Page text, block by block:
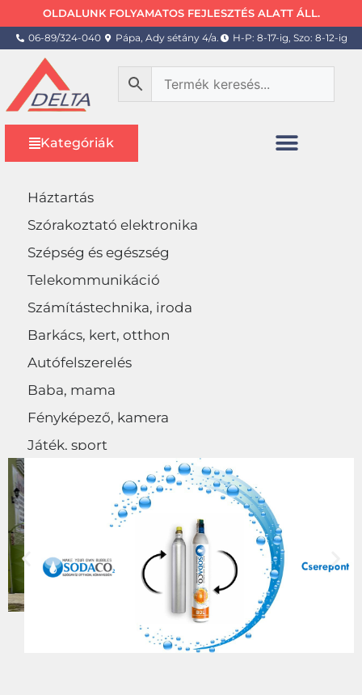
OLDALUNK FOLYAMATOS FEJLESZTÉS ALATT ÁLL.
06-89/324-040 Pápa, Ady sétány 4/a. H-P: 8-17-ig, Szo: 8-12-ig
Kategóriák
Háztartás
Szórakoztató elektronika
Szépség és egészség
Telekommunikáció
Számítástechnika, iroda
Barkács, kert, otthon
Autófelszerelés
Baba, mama
Fényképező, kamera
Játék, sport